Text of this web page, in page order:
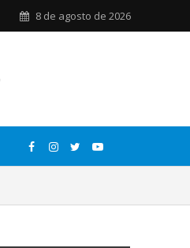
8 de agosto de 2026